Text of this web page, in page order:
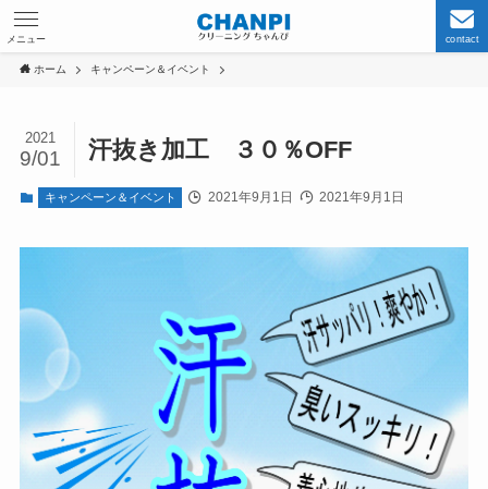
contact
メニュー
ホーム キャンペーン＆イベント
汗抜き加工 ３０％OFF
2021
9/01
キャンペーン＆イベント 2021年9月1日 2021年9月1日